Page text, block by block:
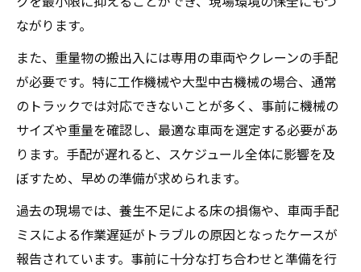
ながります。
また、重量物の搬出入には専用の車両やクレーンの手配
が必要です。特に工作機械や大型中古機械の場合、通常
のトラックでは対応できないことが多く、事前に機械の
サイズや重量を確認し、最適な車両を選定する必要があ
ります。手配が遅れると、スケジュール全体に影響を及
ぼすため、早めの準備が求められます。
過去の現場では、養生不足による床の損傷や、車両手配
ミスによる作業遅延がトラブルの原因となったケースが
報告されています。事前に十分な打ち合わせと準備を行